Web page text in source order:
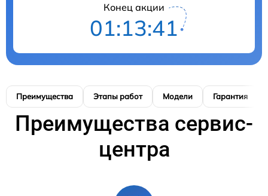
Конец акции
01:13:40
Преимущества Этапы работ Модели Гарантия
Преимущества сервис-
центра